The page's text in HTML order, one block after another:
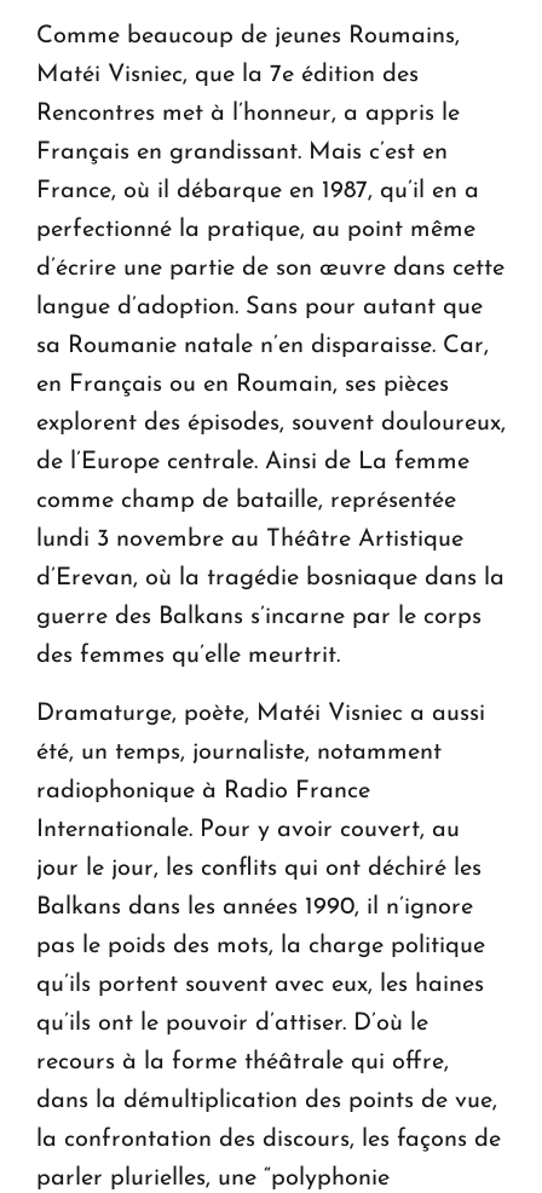
Comme beaucoup de jeunes Roumains,
Matéi Visniec, que la 7e édition des
Rencontres met à l’honneur, a appris le
Français en grandissant. Mais c’est en
France, où il débarque en 1987, qu’il en a
perfectionné la pratique, au point même
d’écrire une partie de son œuvre dans cette
langue d’adoption. Sans pour autant que
sa Roumanie natale n’en disparaisse. Car,
en Français ou en Roumain, ses pièces
explorent des épisodes, souvent douloureux,
de l’Europe centrale. Ainsi de La femme
comme champ de bataille, représentée
lundi 3 novembre au Théâtre Artistique
d’Erevan, où la tragédie bosniaque dans la
guerre des Balkans s’incarne par le corps
des femmes qu’elle meurtrit.
Dramaturge, poète, Matéi Visniec a aussi
été, un temps, journaliste, notamment
radiophonique à Radio France
Internationale. Pour y avoir couvert, au
jour le jour, les conflits qui ont déchiré les
Balkans dans les années 1990, il n’ignore
pas le poids des mots, la charge politique
qu’ils portent souvent avec eux, les haines
qu’ils ont le pouvoir d’attiser. D’où le
recours à la forme théâtrale qui offre,
dans la démultiplication des points de vue,
la confrontation des discours, les façons de
parler plurielles, une “polyphonie